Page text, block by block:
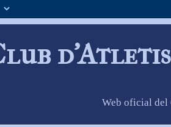
Web oficial del